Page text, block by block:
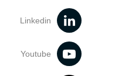
Linkedin
Youtube